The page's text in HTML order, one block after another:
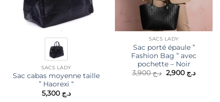
SACS LADY
Sac cabas moyenne taille
” Haorexi “
د.ج
SACS LADY
Sac porté épaule ”
Fashion Bag ” avec
pochette – Noir
د.ج3,900
Le
prix
د.ج 2,900
Le